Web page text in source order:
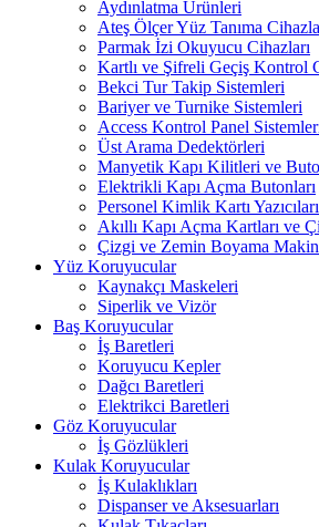
Aydınlatma Ürünleri
Ateş Ölçer Yüz Tanıma
Parmak İzi Okuyucu Cihazları
Kartlı ve Şifreli Geçiş Kontrol
Bekci Tur Takip Sistemleri
Bariyer ve Turnike Sistemleri
Access Kontrol Panel
Üst Arama Dedektörleri
Manyetik Kapı Kilitleri ve
Elektrikli Kapı Açma Butonları
Personel Kimlik Kartı Yazıcıları
Akıllı Kapı Açma Kartları ve
Çizgi ve Zemin Boyama
Yüz Koruyucular
Kaynakçı Maskeleri
Siperlik ve Vizör
Baş Koruyucular
İş Baretleri
Koruyucu Kepler
Dağcı Baretleri
Elektrikci Baretleri
Göz Koruyucular
İş Gözlükleri
Kulak Koruyucular
İş Kulaklıkları
Dispanser ve Aksesuarları